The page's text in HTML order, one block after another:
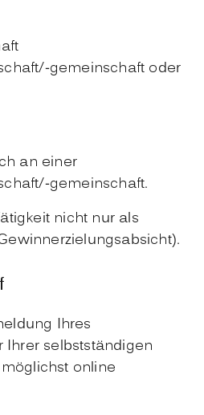
gemeinschaft oder
an einer
gemeinschaft.
nicht nur als
Ihres
selbstständigen
online